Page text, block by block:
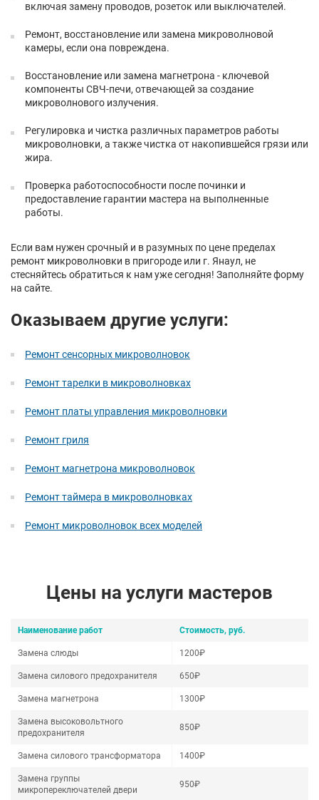
включая замену проводов, розеток или выключателей.
Ремонт, восстановление или замена микроволновой
камеры, если она повреждена.
Восстановление или замена магнетрона - ключевой
компоненты СВЧ-печи, отвечающей за создание
микроволнового излучения.
Регулировка и чистка различных параметров работы
микроволновки, а также чистка от накопившейся грязи или
жира.
Проверка работоспособности после починки и
предоставление гарантии мастера на выполненные
работы.
Если вам нужен срочный и в разумных по цене пределах
ремонт микроволновки в пригороде или г. Янаул, не
стесняйтесь обратиться к нам уже сегодня! Заполняйте форму
на сайте.
Оказываем другие услуги:
Ремонт сенсорных микроволновок
Ремонт тарелки в микроволновках
Ремонт платы управления микроволновки
Ремонт гриля
Ремонт магнетрона микроволновок
Ремонт таймера в микроволновках
Ремонт микроволновок всех моделей
Цены на услуги мастеров
Наименование работ Стоимость, руб.
Замена слюды 1200₽
Замена силового предохранителя 650₽
Замена магнетрона 1300₽
Замена высоковольтного
предохранителя
850₽
Замена силового трансформатора 1400₽
Замена группы
микропереключателей двери
950₽